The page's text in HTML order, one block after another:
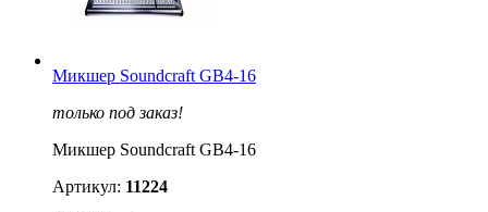
Микшер Soundcraft GB4-16
только под заказ!
Микшер Soundcraft GB4-16
Артикул: 11224